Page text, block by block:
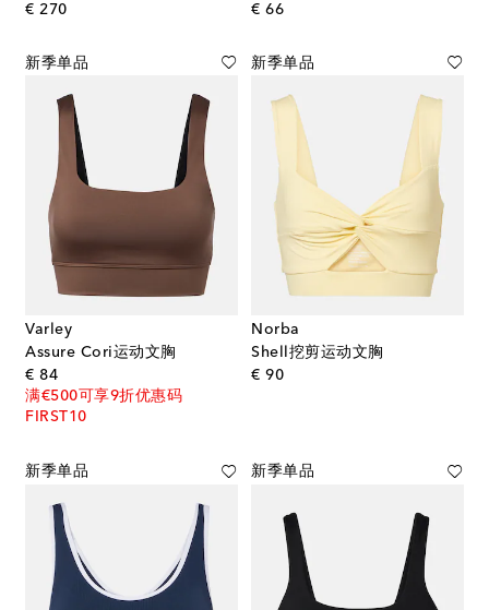
€ 270original price
€ 66original price
新季单品
Varley
Assure Cori运动文胸
€ 84original price
满€500可享9折优惠码
FIRST10
新季单品
Norba
Shell挖剪运动文胸
€ 90original price
新季单品 新季单品